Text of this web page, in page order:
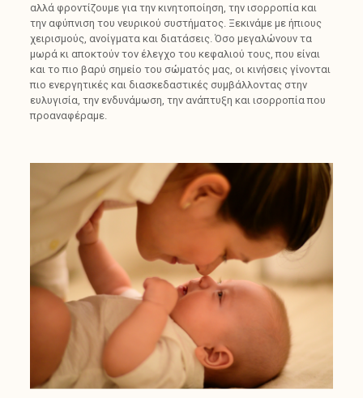
αλλά φροντίζουμε για την κινητοποίηση, την ισορροπία και
την αφύπνιση του νευρικού συστήματος. Ξεκινάμε με ήπιους
χειρισμούς, ανοίγματα και διατάσεις. Όσο μεγαλώνουν τα
μωρά κι αποκτούν τον έλεγχο του κεφαλιού τους, που είναι
και το πιο βαρύ σημείο του σώματός μας, οι κινήσεις γίνονται
πιο ενεργητικές και διασκεδαστικές συμβάλλοντας στην
ευλυγισία, την ενδυνάμωση, την ανάπτυξη και ισορροπία που
προαναφέραμε.